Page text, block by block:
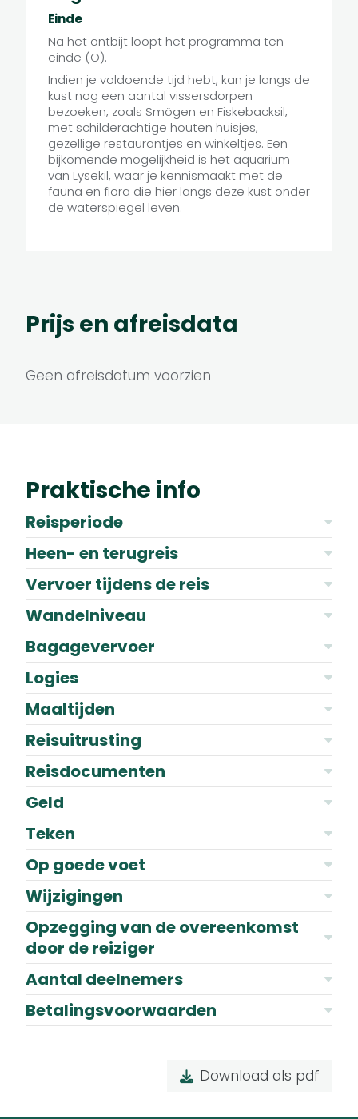
Einde
Na het ontbijt loopt het programma ten
einde (O).
Indien je voldoende tijd hebt, kan je langs de
kust nog een aantal vissersdorpen
bezoeken, zoals Smögen en Fiskebacksil,
met schilderachtige houten huisjes,
gezellige restaurantjes en winkeltjes. Een
bijkomende mogelijkheid is het aquarium
van Lysekil, waar je kennismaakt met de
fauna en flora die hier langs deze kust onder
de waterspiegel leven.
Prijs en afreisdata
Geen afreisdatum voorzien
Praktische info
Reisperiode
Heen- en terugreis
Vervoer tijdens de reis
Wandelniveau
Bagagevervoer
Logies
Maaltijden
Reisuitrusting
Reisdocumenten
Geld
Teken
Op goede voet
Wijzigingen
Opzegging van de overeenkomst
door de reiziger
Aantal deelnemers
Betalingsvoorwaarden
Download als pdf